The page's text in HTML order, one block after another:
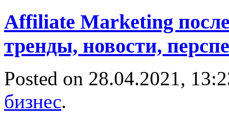
Affiliate Marketing
тренды, новости,
Posted on 28.04.2021,
бизнес.